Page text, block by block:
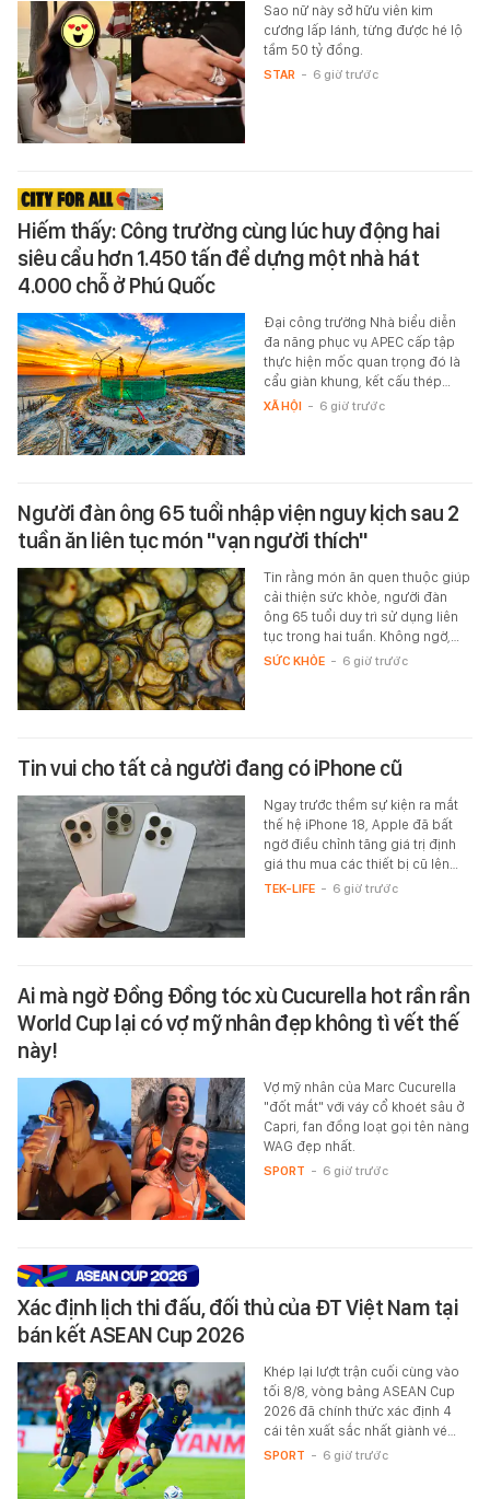
Sao nữ này sở hữu viên kim
cương lấp lánh, từng được hé lộ
tầm 50 tỷ đồng.
STAR - 6 giờ trước
Hiếm thấy: Công trường cùng lúc huy động hai
siêu cẩu hơn 1.450 tấn để dựng một nhà hát
4.000 chỗ ở Phú Quốc
Đại công trường Nhà biểu diễn
đa năng phục vụ APEC cấp tập
thực hiện mốc quan trọng đó là
cẩu giàn khung, kết cấu thép…
XÃ HỘI - 6 giờ trước
Người đàn ông 65 tuổi nhập viện nguy kịch sau 2
tuần ăn liên tục món "vạn người thích"
Tin rằng món ăn quen thuộc giúp
cải thiện sức khỏe, người đàn
ông 65 tuổi duy trì sử dụng liên
tục trong hai tuần. Không ngờ,…
SỨC KHỎE - 6 giờ trước
Tin vui cho tất cả người đang có iPhone cũ
Ngay trước thềm sự kiện ra mắt
thế hệ iPhone 18, Apple đã bất
ngờ điều chỉnh tăng giá trị định
giá thu mua các thiết bị cũ lên…
TEK-LIFE - 6 giờ trước
Ai mà ngờ Đồng Đồng tóc xù Cucurella hot rần rần
World Cup lại có vợ mỹ nhân đẹp không tì vết thế
này!
Vợ mỹ nhân của Marc Cucurella
"đốt mắt" với váy cổ khoét sâu ở
Capri, fan đồng loạt gọi tên nàng
WAG đẹp nhất.
SPORT - 6 giờ trước
Xác định lịch thi đấu, đối thủ của ĐT Việt Nam tại
bán kết ASEAN Cup 2026
Khép lại lượt trận cuối cùng vào
tối 8/8, vòng bảng ASEAN Cup
2026 đã chính thức xác định 4
cái tên xuất sắc nhất giành vé…
SPORT - 6 giờ trước